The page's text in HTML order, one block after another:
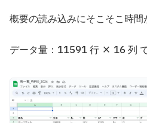
概要の読み込みにそこそこ時間
データ量：11591 行 × 16 列